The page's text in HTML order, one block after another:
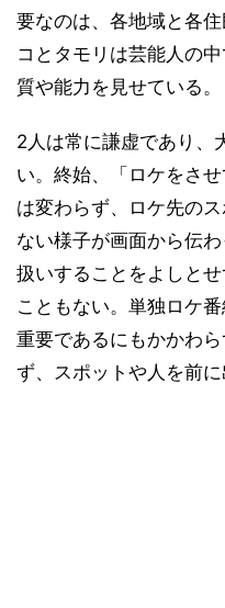
要なのは、各地域と各
コとタモリは芸能人の
質や能力を見せている。
2人は常に謙虚であり、
い。終始、「ロケをさ
は変わらず、ロケ先の
ない様子が画面から伝
扱いすることをよしと
こともない。単独ロケ
重要であるにもかかわ
ず、スポットや人を前に